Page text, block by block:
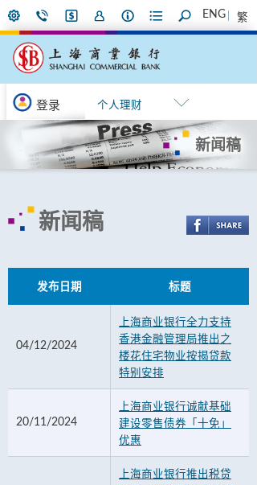
ENG 繁
登录 个人理财
新闻稿
新闻稿
发布日期 标题
04/12/2024
上海商业银行全力支持
香港金融管理局推出之
楼花住宅物业按揭贷款
特别安排
20/11/2024
上海商业银行诚献基础
建设零售债券「十免」
优惠
上海商业银行推出税贷